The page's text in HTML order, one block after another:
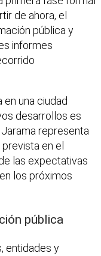
de ahora, el
pública y
informes
una ciudad
desarrollos es
representa
en el
las expectativas
los próximos
pública
entidades y